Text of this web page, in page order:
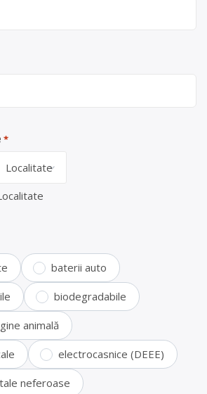
*
baterii auto
biodegradabile
animală
electrocasnice (DEEE)
neferoase